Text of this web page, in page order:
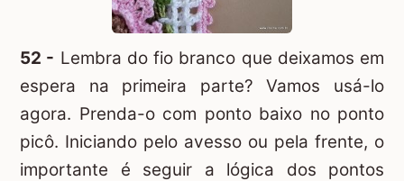
52 - Lembra do fio branco que deixamos em
espera na primeira parte? Vamos usá-lo
agora. Prenda-o com ponto baixo no ponto
picô. Iniciando pelo avesso ou pela frente, o
importante é seguir a lógica dos pontos